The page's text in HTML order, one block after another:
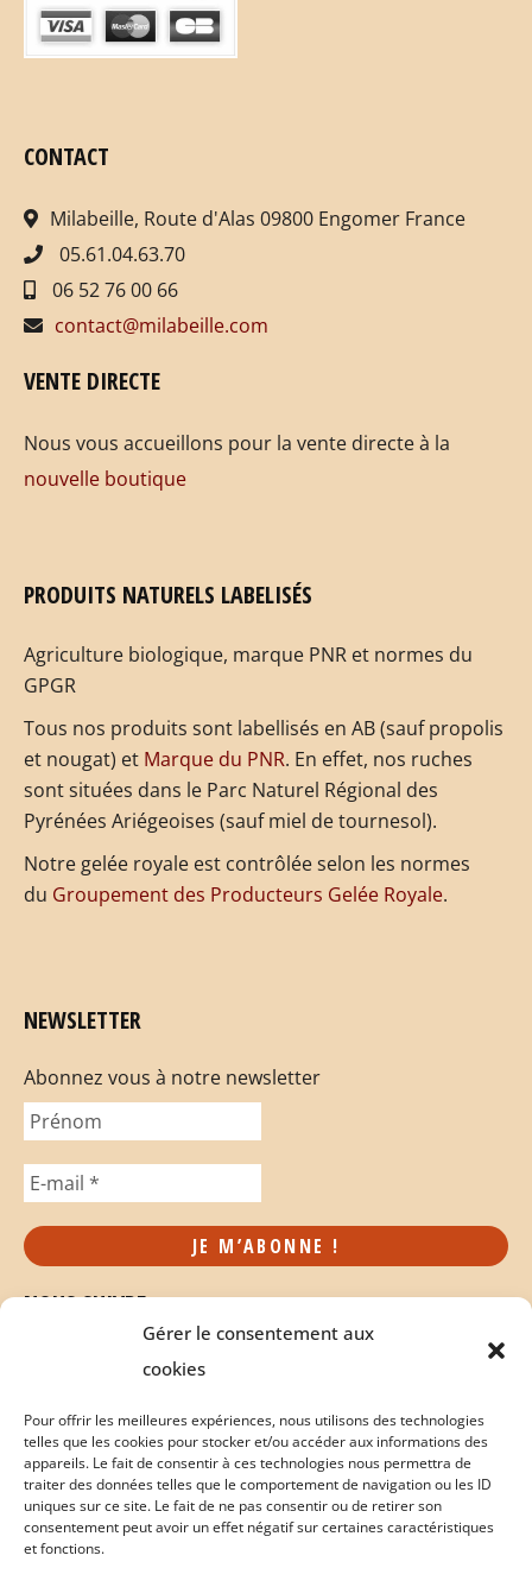
Gérer le consentement aux
cookies
Pour offrir les meilleures expériences, nous utilisons des technologies
telles que les cookies pour stocker et/ou accéder aux informations des
appareils. Le fait de consentir à ces technologies nous permettra de
traiter des données telles que le comportement de navigation ou les ID
uniques sur ce site. Le fait de ne pas consentir ou de retirer son
consentement peut avoir un effet négatif sur certaines caractéristiques
et fonctions.
CONTACT
Milabeille, Route d'Alas 09800 Engomer France
05.61.04.63.70
06 52 76 00 66
contact@milabeille.com
VENTE DIRECTE
Nous vous accueillons pour la vente directe à la
nouvelle boutique
PRODUITS NATURELS LABELISÉS
Agriculture biologique, marque PNR et normes du
GPGR
Tous nos produits sont labellisés en AB (sauf propolis
et nougat) et Marque du PNR. En effet, nos ruches
sont situées dans le Parc Naturel Régional des
Pyrénées Ariégeoises (sauf miel de tournesol).
Notre gelée royale est contrôlée selon les normes
du Groupement des Producteurs Gelée Royale.
NEWSLETTER
Abonnez vous à notre newsletter
NOUS SUIVRE